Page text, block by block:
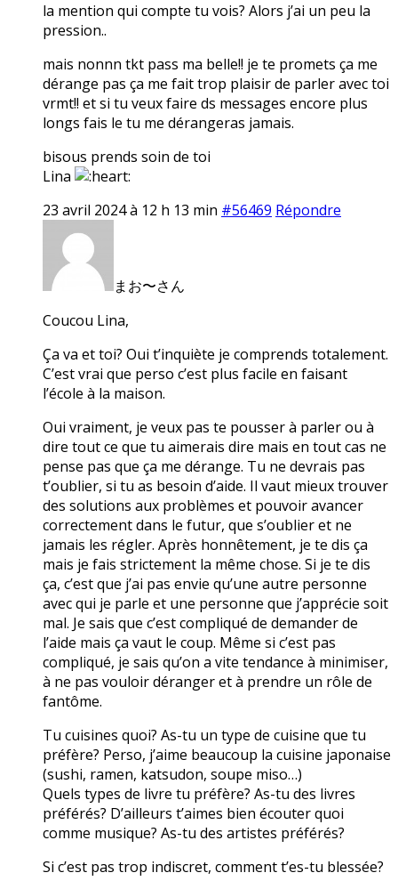
la mention qui compte tu vois? Alors j’ai un peu la
pression..
mais nonnn tkt pass ma belle!! je te promets ça me
dérange pas ça me fait trop plaisir de parler avec toi
vrmt!! et si tu veux faire ds messages encore plus
longs fais le tu me dérangeras jamais.
bisous prends soin de toi
Lina
23 avril 2024 à 12 h 13 min #56469 Répondre
まお〜さん
Coucou Lina,
Ça va et toi? Oui t’inquiète je comprends totalement.
C’est vrai que perso c’est plus facile en faisant
l’école à la maison.
Oui vraiment, je veux pas te pousser à parler ou à
dire tout ce que tu aimerais dire mais en tout cas ne
pense pas que ça me dérange. Tu ne devrais pas
t’oublier, si tu as besoin d’aide. Il vaut mieux trouver
des solutions aux problèmes et pouvoir avancer
correctement dans le futur, que s’oublier et ne
jamais les régler. Après honnêtement, je te dis ça
mais je fais strictement la même chose. Si je te dis
ça, c’est que j’ai pas envie qu’une autre personne
avec qui je parle et une personne que j’apprécie soit
mal. Je sais que c’est compliqué de demander de
l’aide mais ça vaut le coup. Même si c’est pas
compliqué, je sais qu’on a vite tendance à minimiser,
à ne pas vouloir déranger et à prendre un rôle de
fantôme.
Tu cuisines quoi? As-tu un type de cuisine que tu
préfère? Perso, j’aime beaucoup la cuisine japonaise
(sushi, ramen, katsudon, soupe miso…)
Quels types de livre tu préfère? As-tu des livres
préférés? D’ailleurs t’aimes bien écouter quoi
comme musique? As-tu des artistes préférés?
Si c’est pas trop indiscret, comment t’es-tu blessée?